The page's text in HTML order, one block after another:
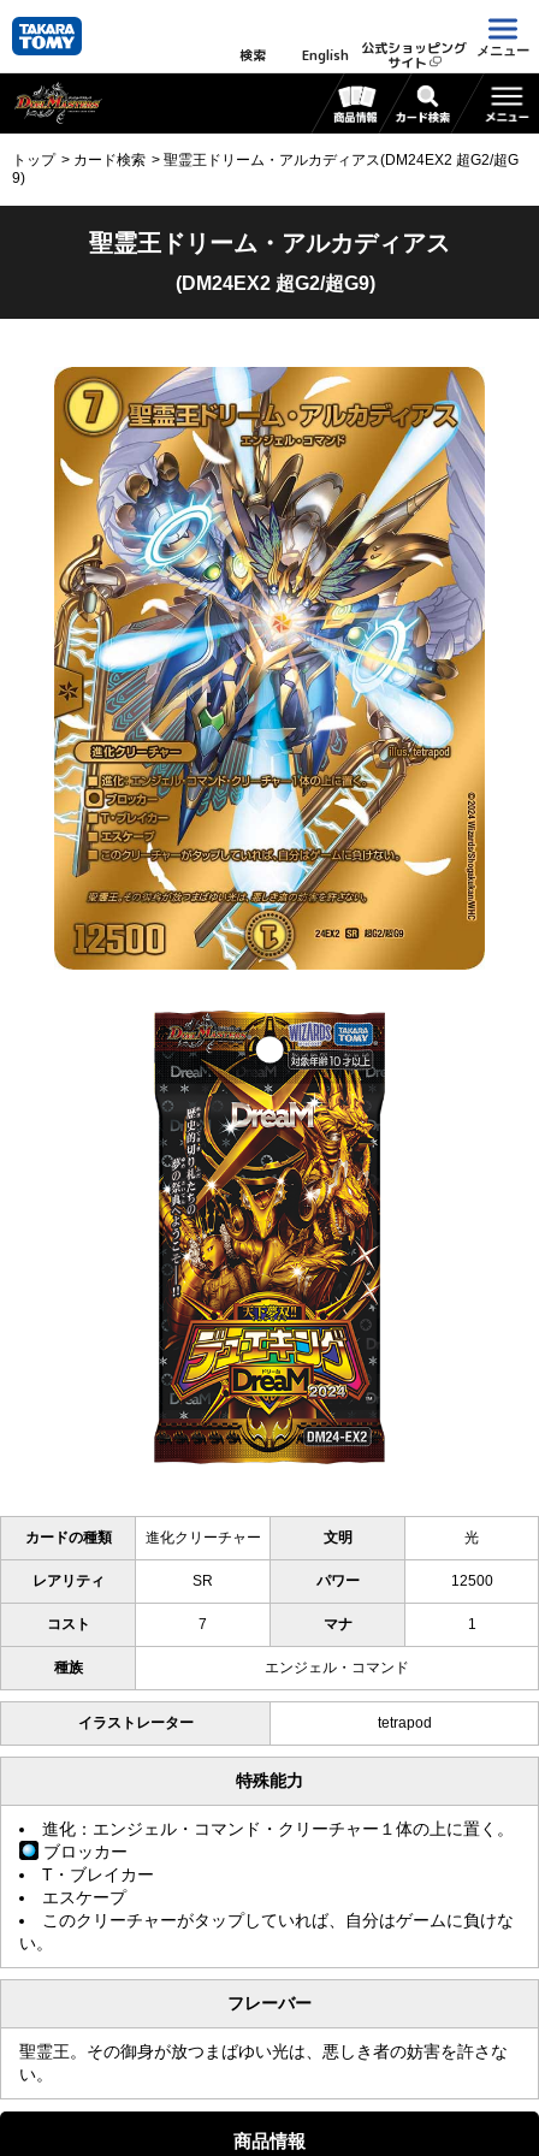
検索 English 公式ショッピング
サイト
メニュー
トップ カード検索
聖霊王ドリーム・アルカディアス(DM24EX2 超G2/超G
9)
聖霊王ドリーム・アルカディアス
(DM24EX2 超G2/超G9)
カードの種類 進化クリーチャー 文明 光
レアリティ SR パワー 12500
コスト 7 マナ 1
種族 エンジェル・コマンド
イラストレーター tetrapod
特殊能力
進化：エンジェル・コマンド・クリーチャー１体の上に置く。
ブロッカー
T・ブレイカー
エスケープ
このクリーチャーがタップしていれば、自分はゲームに負けな
い。
フレーバー
聖霊王。その御身が放つまばゆい光は、悪しき者の妨害を許さな
い。
商品情報